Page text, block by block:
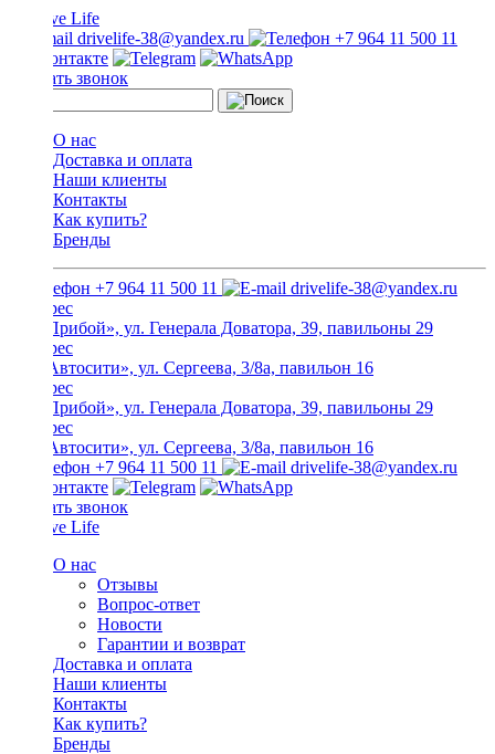
drivelife-38@yandex.ru +7 964 11 500 11
Заказать звонок
О нас
Доставка и оплата
Наши клиенты
Контакты
Как купить?
Бренды
+7 964 11 500 11 drivelife-38@yandex.ru
ТЦ «Прибой», ул. Генерала Доватора, 39, павильоны 29
ТЦ «Автосити», ул. Сергеева, 3/8а, павильон 16
ТЦ «Прибой», ул. Генерала Доватора, 39, павильоны 29
ТЦ «Автосити», ул. Сергеева, 3/8а, павильон 16
+7 964 11 500 11
drivelife-38@yandex.ru
Заказать звонок
О нас
Отзывы
Вопрос-ответ
Новости
Гарантии и возврат
Доставка и оплата
Наши клиенты
Контакты
Как купить?
Бренды